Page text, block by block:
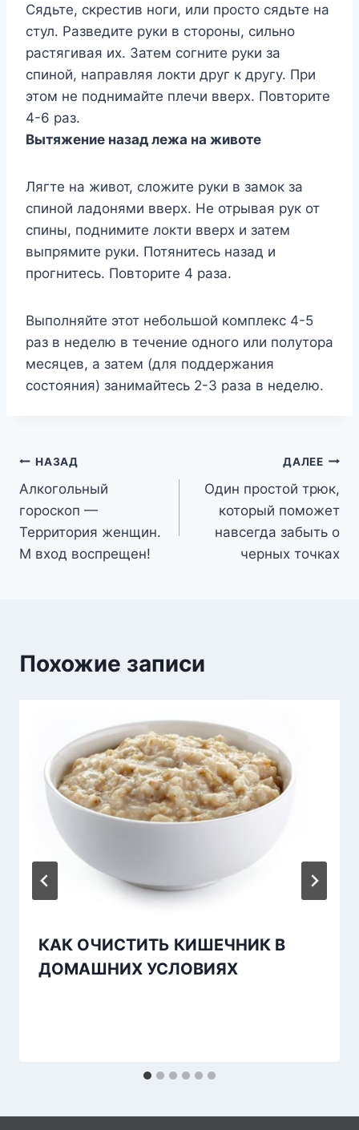
Сядьте, скрестив ноги, или просто сядьте на
стул. Разведите руки в стороны, сильно
растягивая их. Затем согните руки за
спиной, направляя локти друг к другу. При
этом не поднимайте плечи вверх. Повторите
4-6 раз.
Вытяжение назад лежа на животе
Лягте на живот, сложите руки в замок за
спиной ладонями вверх. Не отрывая рук от
спины, поднимите локти вверх и затем
выпрямите руки. Потянитесь назад и
прогнитесь. Повторите 4 раза.
Выполняйте этот небольшой комплекс 4-5
раз в неделю в течение одного или полутора
месяцев, а затем (для поддержания
состояния) занимайтесь 2-3 раза в неделю.
Навигация
по
записям
НАЗАД
Алкогольный
гороскоп —
Территория женщин.
М вход воспрещен!
ДАЛЕЕ
Один простой трюк,
который поможет
навсегда забыть о
черных точках
Похожие записи
КАК ОЧИСТИТЬ КИШЕЧНИК В
ДОМАШНИХ УСЛОВИЯХ